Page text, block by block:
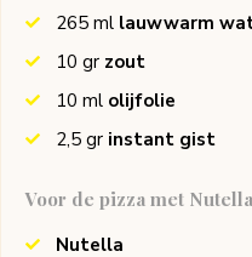
265 ml lauwwarm
10 gr zout
10 ml olijfolie
2,5 gr instant gist
Voor de pizza met
Nutella